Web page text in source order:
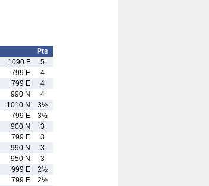
Pts
1090 F
5
799 E
4
799 E
4
990 N
4
1010 N
3½
799 E
3½
900 N
3
799 E
3
990 N
3
950 N
3
999 E
2½
799 E
2½